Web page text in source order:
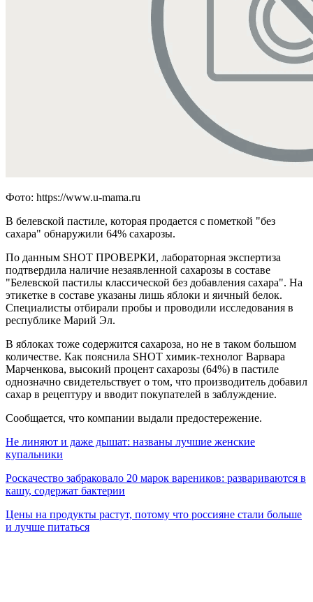
Фото: https://www.u-mama.ru
В белевской пастиле, которая продается с пометкой "без
сахара" обнаружили 64% сахарозы.
По данным SHOT ПРОВЕРКИ, лабораторная экспертиза
подтвердила наличие незаявленной сахарозы в составе
"Белевской пастилы классической без добавления сахара". На
этикетке в составе указаны лишь яблоки и яичный белок.
Специалисты отбирали пробы и проводили исследования в
республике Марий Эл.
В яблоках тоже содержится сахароза, но не в таком большом
количестве. Как пояснила SHOT химик-технолог Варвара
Марченкова, высокий процент сахарозы (64%) в пастиле
однозначно свидетельствует о том, что производитель добавил
сахар в рецептуру и вводит покупателей в заблуждение.
Сообщается, что компании выдали предостережение.
Не линяют и даже дышат: названы лучшие женские
купальники
Роскачество забраковало 20 марок вареников: развариваются в
кашу, содержат бактерии
Цены на продукты растут, потому что россияне стали больше
и лучше питаться